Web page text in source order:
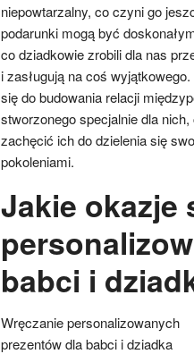
niepowtarzalny, co czyni go
podarunki mogą być
co dziadkowie zrobili dla nas
i zasługują na coś
się do budowania relacji
stworzonego specjalnie dla
zachęcić ich do dzielenia się
pokoleniami.
Jakie okazje
babci i
Wręczanie personalizowanych
prezentów dla babci i dziadka